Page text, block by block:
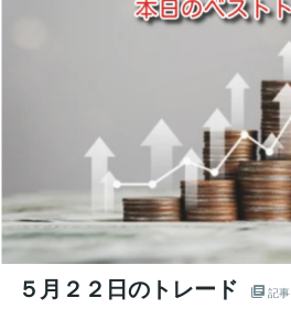
５月２２日のトレード 記事